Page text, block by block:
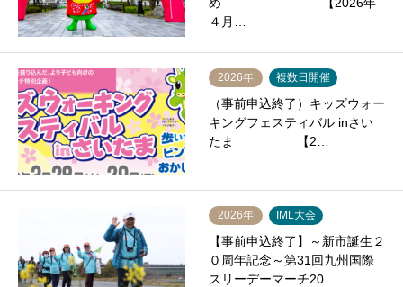
め 【2026年
４月…
2026年 複数日開催
（事前申込終了）キッズウォー
キングフェスティバル inさい
たま 【2…
2026年 IML大会
【事前申込終了】～新市誕生２
０周年記念～第31回九州国際
スリーデーマーチ20…